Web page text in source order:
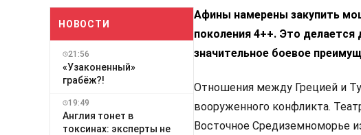
НОВОСТИ
21:56
«Узаконенный»
грабёж?!
19:49
Англия тонет в
токсинах: эксперты не
Афины намерены закупить
поколения 4++. Это делается
значительное боевое
Отношения между Грецией и
вооруженного конфликта.
Восточное Средиземноморье